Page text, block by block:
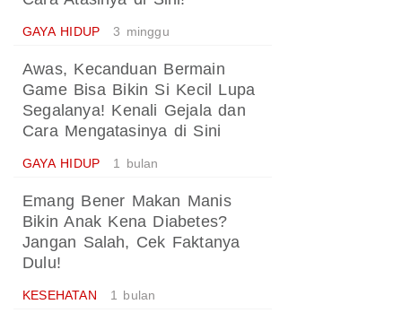
GAYA HIDUP 3 minggu
Awas, Kecanduan Bermain
Game Bisa Bikin Si Kecil Lupa
Segalanya! Kenali Gejala dan
Cara Mengatasinya di Sini
GAYA HIDUP 1 bulan
Emang Bener Makan Manis
Bikin Anak Kena Diabetes?
Jangan Salah, Cek Faktanya
Dulu!
KESEHATAN 1 bulan